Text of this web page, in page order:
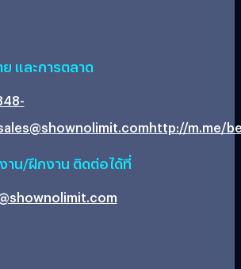
ย และการตลาด
http://m.me/
าน/ฝึกงาน ติดต่อได้ที่